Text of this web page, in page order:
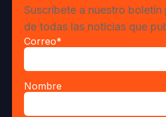
Suscríbete a nuestro boletín
de todas las noticias que
Correo*
Nombre